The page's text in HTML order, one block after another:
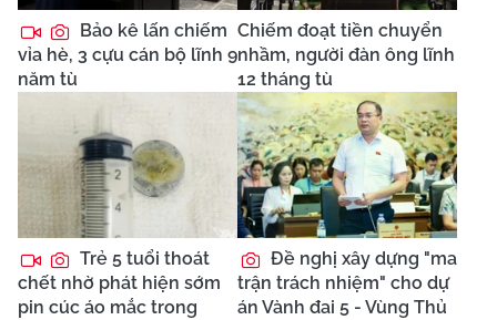
Bảo kê lấn chiếm
vỉa hè, 3 cựu cán bộ lĩnh 9
năm tù
Chiếm đoạt tiền chuyển
nhầm, người đàn ông lĩnh
12 tháng tù
Trẻ 5 tuổi thoát
chết nhờ phát hiện sớm
pin cúc áo mắc trong
Đề nghị xây dựng "ma
trận trách nhiệm" cho dự
án Vành đai 5 - Vùng Thủ